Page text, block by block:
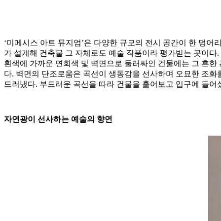
‘미메시스 아트 뮤지엄’은 다양한 규모의 전시 공간이 한 덩어
가 설계해 건축물 그 자체로도 예술 작품이라 평가받는 곳이
흰색에 가까운 연회색 빛 벽면으로 둘러싸인 건물에는 그 흔
다. 벽면의 단조로움은 곡선이 생동감을 선사하며 오묘한 조
드러냈다. 부드러운 곡선을 따라 건물을 훑어보고 입구에 들어
자연광이 선사하는 예술의 향연